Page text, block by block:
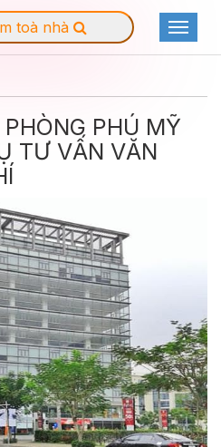
toà nhà
Toggle
PHÚ MỸ
TƯ VẤN VĂN